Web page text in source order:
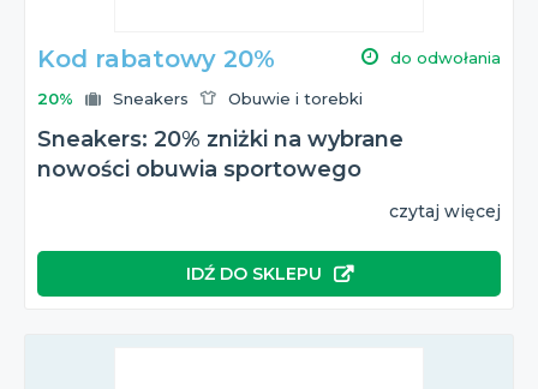
Kod rabatowy 20% do odwołania
20% Sneakers Obuwie i torebki
Sneakers: 20% zniżki na wybrane
nowości obuwia sportowego
czytaj więcej
IDŹ DO SKLEPU